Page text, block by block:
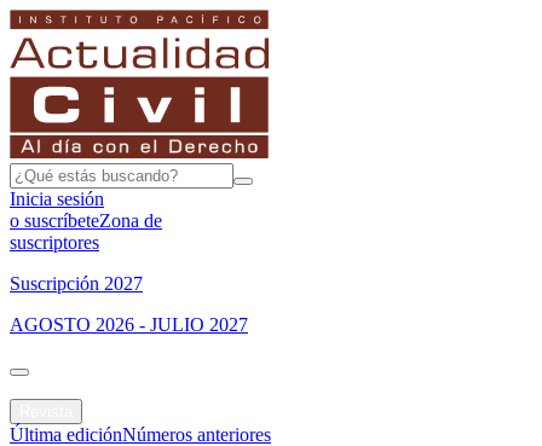
Inicia sesión
o suscríbeteZona de
suscriptores
Suscripción 2027
AGOSTO 2026 - JULIO 2027
Última ediciónNúmeros anteriores